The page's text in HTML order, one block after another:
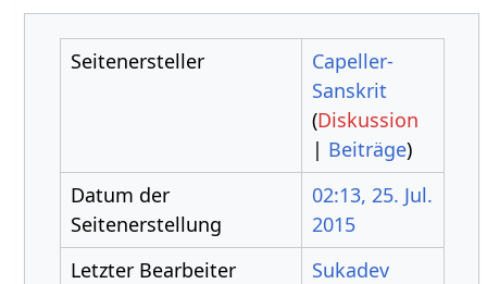
Seitenersteller
Capeller-
Sanskrit
(Diskussion
| Beiträge)
Datum der
Seitenerstellung
02:13, 25. Jul.
2015
Letzter Bearbeiter
Sukadev